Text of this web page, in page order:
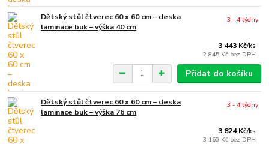
Dětský stůl čtverec 60 x 60 cm – deska
laminace buk – výška 40 cm
3 443 Kč/ks
2 845 Kč bez DPH
3 - 4 týdny
Přidat do košíku
Dětský stůl čtverec 60 x 60 cm – deska
laminace buk – výška 76 cm
3 824 Kč/ks
3 160 Kč bez DPH
3 - 4 týdny